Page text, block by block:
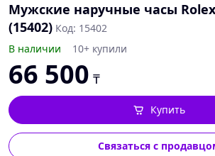
Мужские наручные часы
(15402) Код: 15402
В наличии
10+ купили
66 500 ₸
Купить
Связаться с